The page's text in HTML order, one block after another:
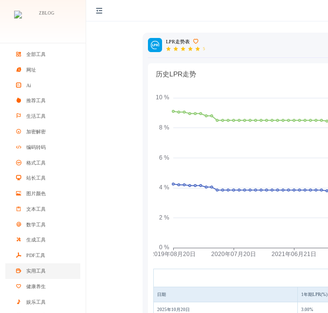
全部工具
网址
Ai
推荐工具
生活工具
加密解密
编码转码
格式工具
站长工具
图片颜色
文本工具
数学工具
生成工具
PDF工具
实用工具
健康养生
娱乐工具
LPR走势表
5
日期 1年期LPR(%)
2025年10月20日 3.00%